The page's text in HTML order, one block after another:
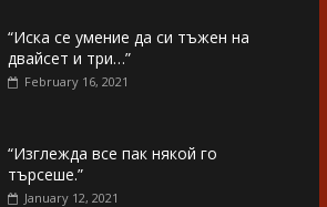
“Иска се умение да си тъжен на
двайсет и три…”
February 16, 2021
“Изглежда все пак някой го
търсеше.”
January 12, 2021